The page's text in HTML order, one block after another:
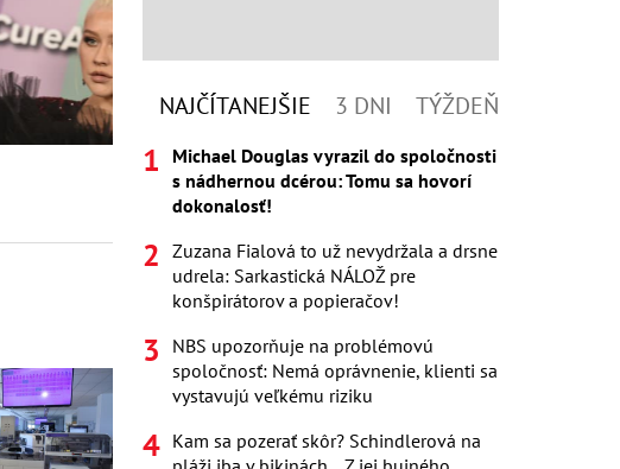
NAJČÍTANEJŠIE 3 DNI TÝŽDEŇ
Michael Douglas vyrazil do spoločnosti
s nádhernou dcérou: Tomu sa hovorí
dokonalosť!
Zuzana Fialová to už nevydržala a drsne
udrela: Sarkastická NÁLOŽ pre
konšpirátorov a popieračov!
NBS upozorňuje na problémovú
spoločnosť: Nemá oprávnenie, klienti sa
vystavujú veľkému riziku
Kam sa pozerať skôr? Schindlerová na